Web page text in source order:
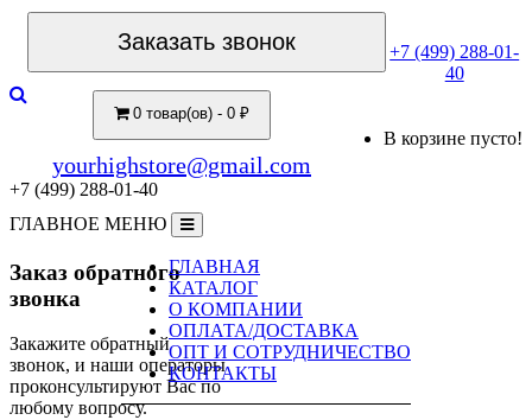
Заказать звонок
+7 (499) 288-01-
40
0 товар(ов) - 0 ₽
В корзине пусто!
yourhighstore@gmail.com
+7 (499) 288-01-40
ГЛАВНОЕ МЕНЮ
ГЛАВНАЯ
КАТАЛОГ
О КОМПАНИИ
ОПЛАТА/ДОСТАВКА
ОПТ И СОТРУДНИЧЕСТВО
КОНТАКТЫ
Заказ обратного
звонка
Закажите обратный
звонок, и наши операторы
проконсультируют Вас по
любому вопросу.